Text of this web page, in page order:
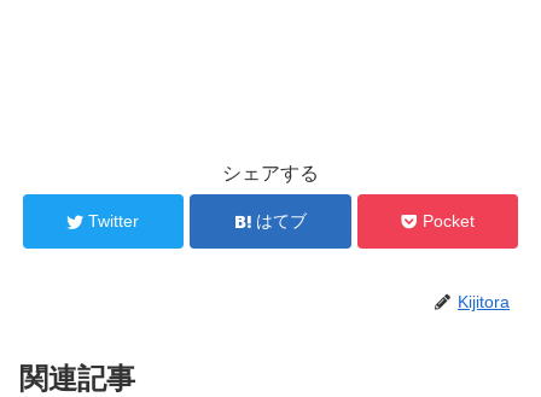
シェアする
Twitter はてブ Pocket
Kijitora
関連記事